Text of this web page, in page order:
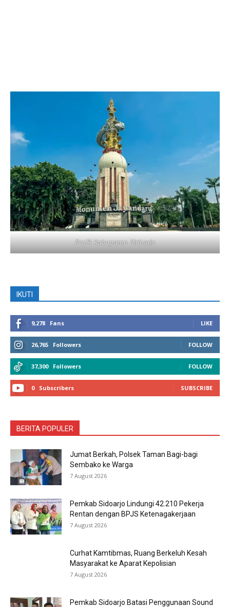
Profil Kabupaten Sidoarjo
IKUTI
9,278 Fans LIKE
26,765 Followers FOLLOW
37,300 Followers FOLLOW
0 Subscribers SUBSCRIBE
BERITA POPULER
Jumat Berkah, Polsek Taman Bagi-bagi
Sembako ke Warga
7 August 2026
Pemkab Sidoarjo Lindungi 42.210 Pekerja
Rentan dengan BPJS Ketenagakerjaan
7 August 2026
Curhat Kamtibmas, Ruang Berkeluh Kesah
Masyarakat ke Aparat Kepolisian
7 August 2026
Pemkab Sidoarjo Batasi Penggunaan Sound